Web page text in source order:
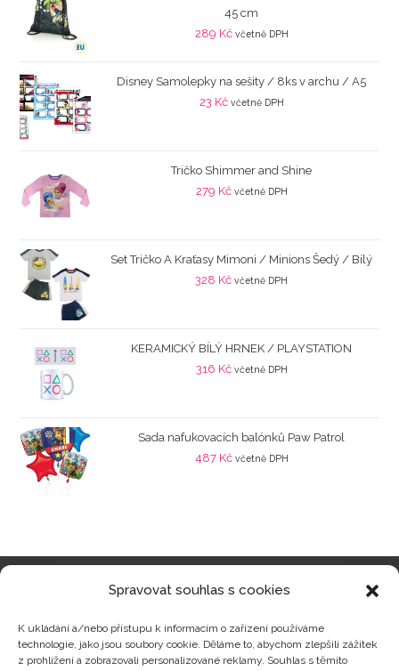
Spravovat souhlas s cookies
K ukládání a/nebo přístupu k informacím o zařízení používáme
technologie, jako jsou soubory cookie. Děláme to, abychom zlepšili zážitek
z prohlížení a zobrazovali personalizované reklamy. Souhlas s těmito
45 cm
289 Kč včetně DPH
Disney Samolepky na sešity / 8ks v archu / A5
23 Kč včetně DPH
Tričko Shimmer and Shine
279 Kč včetně DPH
Set Tričko A Kraťasy Mimoni / Minions Šedý / Bílý
328 Kč včetně DPH
KERAMICKÝ BÍLÝ HRNEK / PLAYSTATION
316 Kč včetně DPH
Sada nafukovacích balónků Paw Patrol
487 Kč včetně DPH